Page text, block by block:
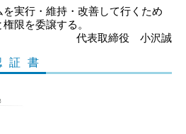
実行・維持・改善して行くため
限を委譲する。
代表取締役 小沢誠
書